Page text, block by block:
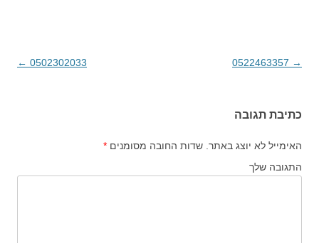
ניווט בפוסטים
→
0502302033
←
כתיבת תגובה
האימייל לא יוצג באתר. שדות החובה מסומנים *
התגובה שלך